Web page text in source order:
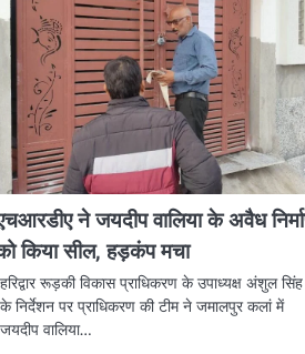
ने जयदीप वालिया के अवैध
किया सील, हड़कंप मचा
हरिद्वार रूड़की विकास प्राधिकरण के उपाध्यक्ष अंशुल सिंह
के निर्देशन पर प्राधिकरण की टीम ने जमालपुर कलां में
जयदीप वालिया…